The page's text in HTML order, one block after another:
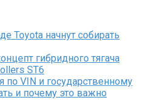
Toyota начнут собирать
гибридного тягача
ST6
по VIN и государственному
и почему это важно